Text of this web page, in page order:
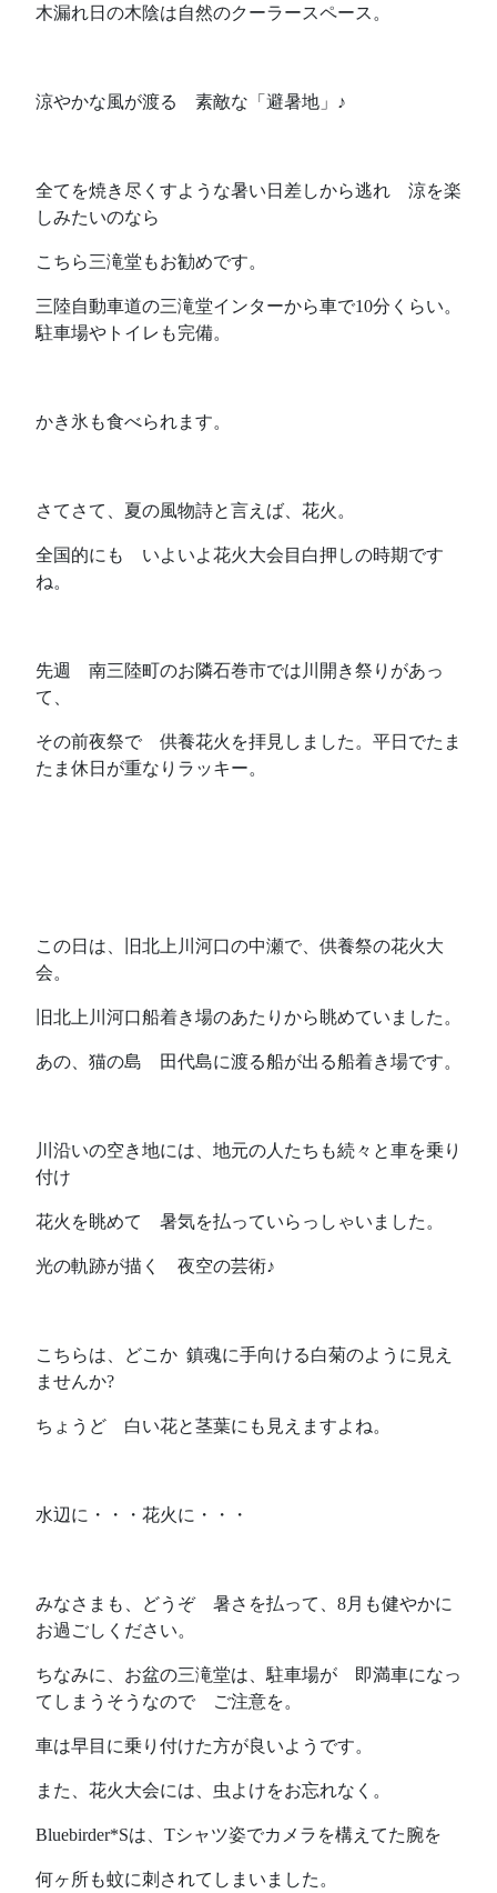
木漏れ日の木陰は自然のクーラースペース。
涼やかな風が渡る 素敵な「避暑地」♪
全てを焼き尽くすような暑い日差しから逃れ 涼を楽
しみたいのなら
こちら三滝堂もお勧めです。
三陸自動車道の三滝堂インターから車で10分くらい。
駐車場やトイレも完備。
かき氷も食べられます。
さてさて、夏の風物詩と言えば、花火。
全国的にも いよいよ花火大会目白押しの時期です
ね。
先週 南三陸町のお隣石巻市では川開き祭りがあっ
て、
その前夜祭で 供養花火を拝見しました。平日でたま
たま休日が重なりラッキー。
この日は、旧北上川河口の中瀬で、供養祭の花火大
会。
旧北上川河口船着き場のあたりから眺めていました。
あの、猫の島 田代島に渡る船が出る船着き場です。
川沿いの空き地には、地元の人たちも続々と車を乗り
付け
花火を眺めて 暑気を払っていらっしゃいました。
光の軌跡が描く 夜空の芸術♪
こちらは、どこか 鎮魂に手向ける白菊のように見え
ませんか?
ちょうど 白い花と茎葉にも見えますよね。
水辺に・・・花火に・・・
みなさまも、どうぞ 暑さを払って、8月も健やかに
お過ごしください。
ちなみに、お盆の三滝堂は、駐車場が 即満車になっ
てしまうそうなので ご注意を。
車は早目に乗り付けた方が良いようです。
また、花火大会には、虫よけをお忘れなく。
Bluebirder*Sは、Tシャツ姿でカメラを構えてた腕を
何ヶ所も蚊に刺されてしまいました。